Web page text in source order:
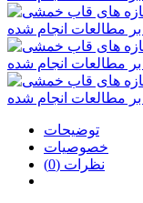
توضیحات
خصوصیات
نظرات (0)